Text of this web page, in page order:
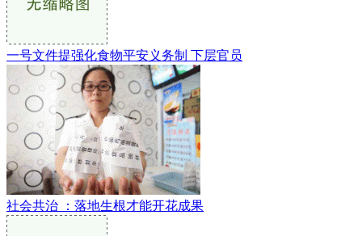
一号文件提强化食物平安义务制 下层官员
社会共治 ：落地生根才能开花成果